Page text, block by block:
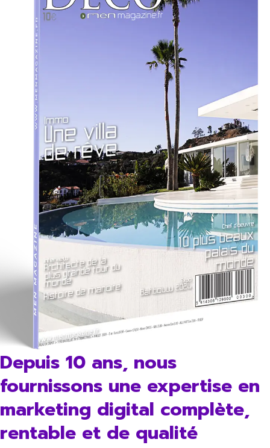
Depuis 10 ans, nous
fournissons une expertise en
marketing digital complète,
rentable et de qualité